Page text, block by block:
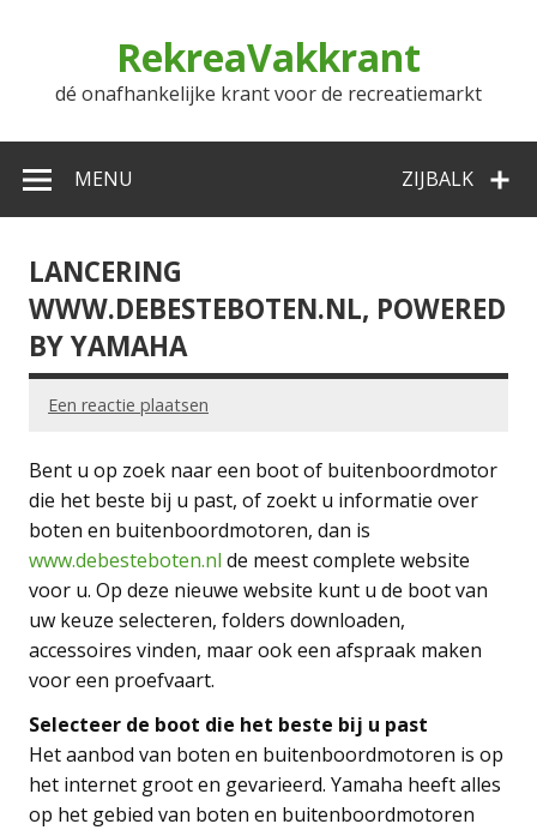
RekreaVakkrant
dé onafhankelijke krant voor de recreatiemarkt
ZIJBALK
MENU
LANCERING
WWW.DEBESTEBOTEN.NL, POWERED
BY YAMAHA
Een reactie plaatsen
Bent u op zoek naar een boot of buitenboordmotor
die het beste bij u past, of zoekt u informatie over
boten en buitenboordmotoren, dan is
www.debesteboten.nl de meest complete website
voor u. Op deze nieuwe website kunt u de boot van
uw keuze selecteren, folders downloaden,
accessoires vinden, maar ook een afspraak maken
voor een proefvaart.
Selecteer de boot die het beste bij u past
Het aanbod van boten en buitenboordmotoren is op
het internet groot en gevarieerd. Yamaha heeft alles
op het gebied van boten en buitenboordmotoren